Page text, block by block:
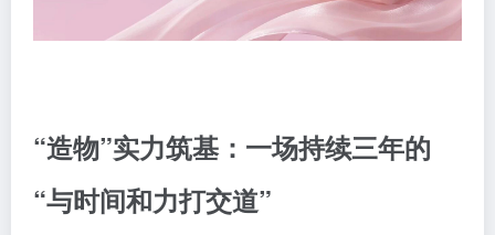
“造物”实力筑基：一场持续三年的
“与时间和力打交道”